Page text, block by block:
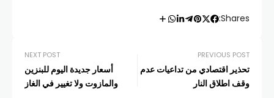
Shares:
PREVIOUS POST
تحذير اقتصادي من تداعيات عدم
وقف اطلاق النار
NEXT POST
أسعار جديدة اليوم للبنزين
والمازوت ولا تغيير في الغاز